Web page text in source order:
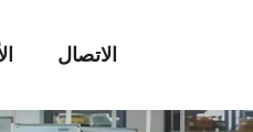
الاتصال